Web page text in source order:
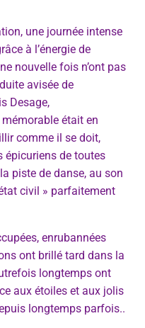
une journée intense
à l’énergie de
nouvelle fois n’ont pas
avisée de
Desage,
mémorable était en
comme il se doit,
épicuriens de toutes
piste de danse, au son
civil » parfaitement
enrubannées
ont brillé tard dans la
longtemps ont
aux étoiles et aux jolis
longtemps parfois..